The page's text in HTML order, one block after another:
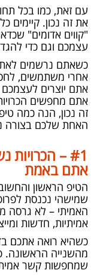
עם זאת, כמו בכל
את זה נכון. קיימים
"קווים אדומים"
עצמכם וגם כדי
כשאתם נרשמים לאתר
אחרי משתמשים,
אתם יוצרים לעצמכם
אתם מחפשים
זה נכון, הנה כמה
האחת שלכם בצורה
#1 –
אתם באמת
הטיפ הראשון
שמישהי נכנסת
האמיתי – לא גרסה
אמיתיות, חדשות
כשהיא רואה אתכם
מהשנייה הראשונה.
שמחפשות קשר